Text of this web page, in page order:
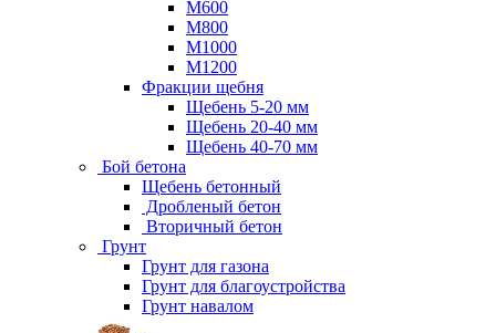
М600
М800
М1000
М1200
Фракции щебня
Щебень 5-20 мм
Щебень 20-40 мм
Щебень 40-70 мм
Бой бетона
Щебень бетонный
Дробленый бетон
Вторичный бетон
Грунт
Грунт для газона
Грунт для благоустройства
Грунт навалом